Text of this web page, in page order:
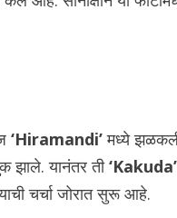
‘Hiramandi’मध्ये
झाले. यानंतर ती‘Kakuda’
चर्चा जोरात सुरू आहे.